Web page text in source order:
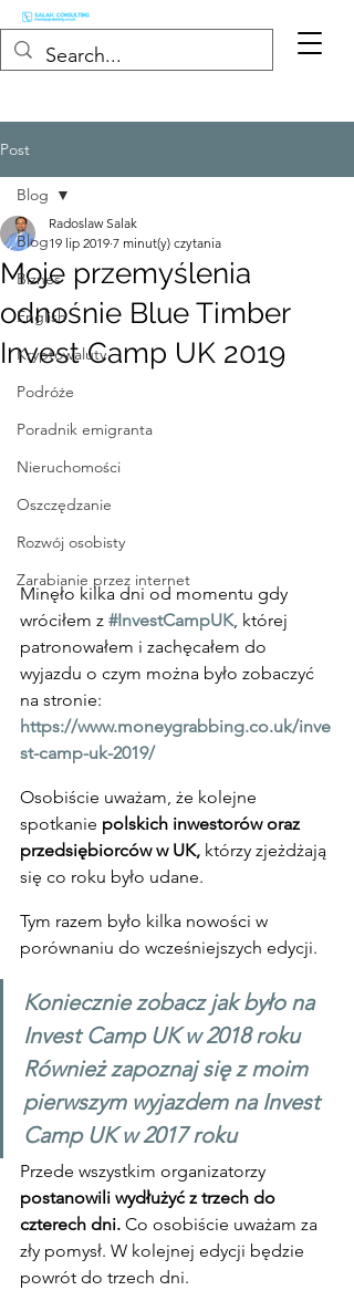
Post
Blog
Biznes
English
Kryptowaluty
Podróże
Poradnik emigranta
Nieruchomości
Oszczędzanie
Rozwój osobisty
Zarabianie przez internet
Blog
Moje przemyślenia
odnośnie Blue Timber
Invest Camp UK 2019
Radoslaw Salak
19 lip 2019 7 minut(y) czytania
Minęło kilka dni od momentu gdy
wróciłem z #InvestCampUK, której
patronowałem i zachęcałem do
wyjazdu o czym można było zobaczyć
na stronie:
https://www.moneygrabbing.co.uk/inve
st-camp-uk-2019/
Osobiście uważam, że kolejne
spotkanie polskich inwestorów oraz
przedsiębiorców w UK, którzy zjeżdżają
się co roku było udane.
Tym razem było kilka nowości w
porównaniu do wcześniejszych edycji.
Koniecznie zobacz jak było na
Invest Camp UK w 2018 roku
Również zapoznaj się z moim
pierwszym wyjazdem na Invest
Camp UK w 2017 roku
Przede wszystkim organizatorzy
postanowili wydłużyć z trzech do
czterech dni. Co osobiście uważam za
zły pomysł. W kolejnej edycji będzie
powrót do trzech dni.